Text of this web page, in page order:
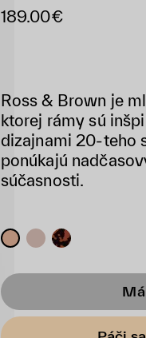
189.00€
Ross & Brown je
ktorej rámy sú
dizajnami 20-teho
ponúkajú
súčasnosti.